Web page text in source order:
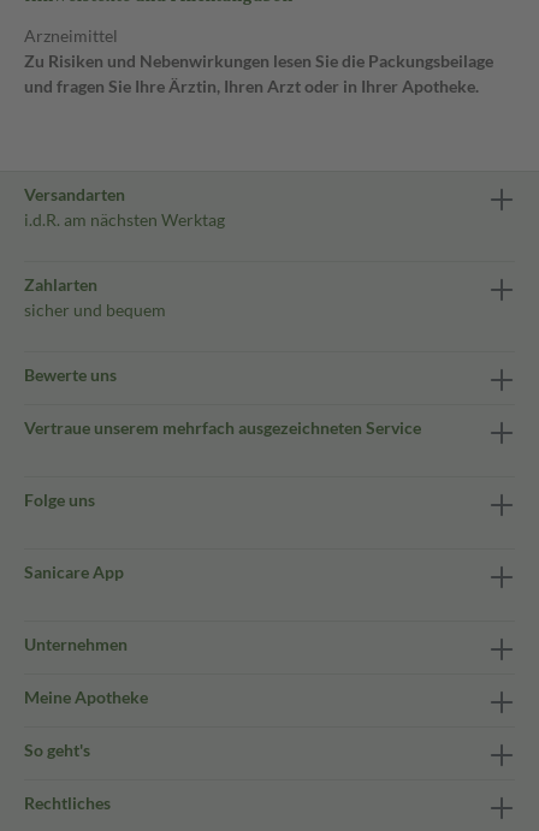
Arzneimittel
Zu Risiken und Nebenwirkungen lesen Sie die Packungsbeilage
und fragen Sie Ihre Ärztin, Ihren Arzt oder in Ihrer Apotheke.
Versandarten
i.d.R. am nächsten Werktag
Zahlarten
sicher und bequem
Bewerte uns
Vertraue unserem mehrfach ausgezeichneten Service
Folge uns
Sanicare App
Unternehmen
Meine Apotheke
So geht's
Rechtliches